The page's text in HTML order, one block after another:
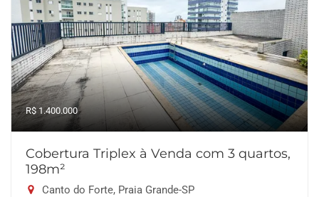
R$ 1.400.000
Cobertura Triplex à Venda com 3 quartos,
198m²
Canto do Forte, Praia Grande-SP